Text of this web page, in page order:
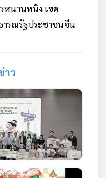
หนานหนิง เขต
ารณรัฐประชาชนจีน
าว